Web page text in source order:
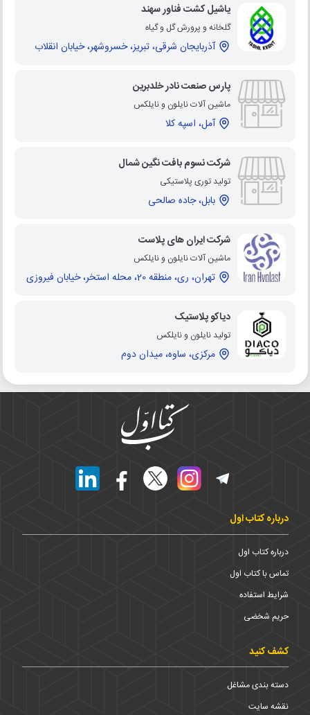
یاشیل کشت فناور سهند
گلخانه و پرورش گل و گیاه
آذربایجان شرقی، تبریز، خسروشهر، خیابان انقلاب
پارس صنعت نادر خلدبرین
ماشین آلات نایلون و نایلکس
آمل، اسپه کلا
شرکت نسوم بافت نگین شمال
تولید توری پلاستیکی
بابل، جاده صالحی
شرکت ایران های پلاست
ماشین آلات نایلون و نایلکس
تهران، ری، منطقه 20، محله استخر، خیابان فیروزی
دیاکو پلاستیک
تولید نایلون و نایلکس
مرکزی، ساوه، میدان دوم
درباره کتاب اول
درباره کتاب اول
تماس با کتاب اول
شرایط استفاده
حریم شخضی
کشف کنید
دسته بندی مشاغل
نقشه سایت